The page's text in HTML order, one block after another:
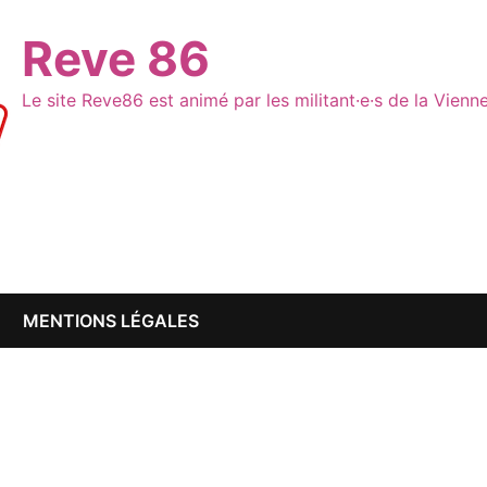
Reve 86
Le site Reve86 est animé par les militant·e·s de la
MENTIONS LÉGALES